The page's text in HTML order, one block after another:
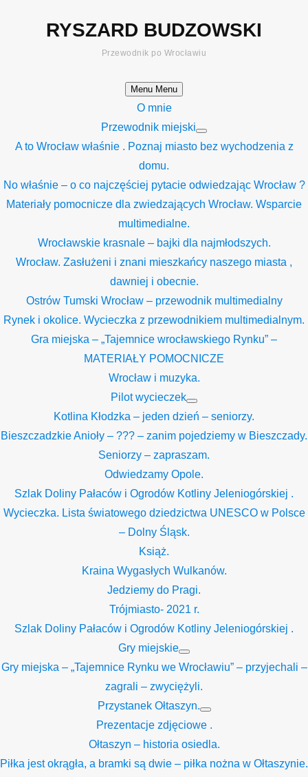
to
content
RYSZARD BUDZOWSKI
Przewodnik po Wrocławiu
Menu Menu
O mnie
Przewodnik miejski
Show
sub
A to Wrocław właśnie . Poznaj miasto bez wychodzenia z
domu.
No właśnie – o co najczęściej pytacie odwiedzając Wrocław ?
Materiały pomocnicze dla zwiedzających Wrocław. Wsparcie
multimedialne.
Wrocławskie krasnale – bajki dla najmłodszych.
Wrocław. Zasłużeni i znani mieszkańcy naszego miasta ,
dawniej i obecnie.
Ostrów Tumski Wrocław – przewodnik multimedialny
Rynek i okolice. Wycieczka z przewodnikiem multimedialnym.
Gra miejska – „Tajemnice wrocławskiego Rynku” –
MATERIAŁY POMOCNICZE
Wrocław i muzyka.
Pilot wycieczek
Show
sub
Kotlina Kłodzka – jeden dzień – seniorzy.
Bieszczadzkie Anioły – ??? – zanim pojedziemy w Bieszczady.
Seniorzy – zapraszam.
Odwiedzamy Opole.
Szlak Doliny Pałaców i Ogrodów Kotliny Jeleniogórskiej .
Wycieczka. Lista światowego dziedzictwa UNESCO w Polsce
– Dolny Śląsk.
Książ.
Kraina Wygasłych Wulkanów.
Jedziemy do Pragi.
Trójmiasto- 2021 r.
Szlak Doliny Pałaców i Ogrodów Kotliny Jeleniogórskiej .
Gry miejskie
Show
sub
Gry miejska – „Tajemnice Rynku we Wrocławiu” – przyjechali –
zagrali – zwyciężyli.
Przystanek Ołtaszyn.
Show
sub
Prezentacje zdjęciowe .
Ołtaszyn – historia osiedla.
Piłka jest okrągła, a bramki są dwie – piłka nożna w Ołtaszynie.